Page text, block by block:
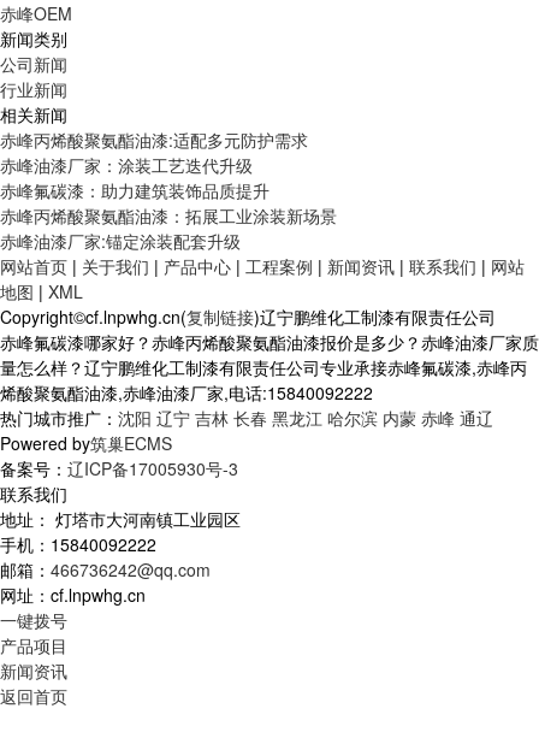
赤峰OEM
新闻类别
公司新闻
行业新闻
相关新闻
赤峰丙烯酸聚氨酯油漆:适配多元防护需求
赤峰油漆厂家：涂装工艺迭代升级
赤峰氟碳漆：助力建筑装饰品质提升
赤峰丙烯酸聚氨酯油漆：拓展工业涂装新场景
赤峰油漆厂家:锚定涂装配套升级
网站首页 | 关于我们 | 产品中心 | 工程案例 | 新闻资讯 | 联系我们 | 网站
地图 | XML
Copyright©cf.lnpwhg.cn(复制链接)辽宁鹏维化工制漆有限责任公司
赤峰氟碳漆哪家好？赤峰丙烯酸聚氨酯油漆报价是多少？赤峰油漆厂家质
量怎么样？辽宁鹏维化工制漆有限责任公司专业承接赤峰氟碳漆,赤峰丙
烯酸聚氨酯油漆,赤峰油漆厂家,电话:15840092222
热门城市推广： 沈阳 辽宁 吉林 长春 黑龙江 哈尔滨 内蒙 赤峰 通辽
Powered by筑巢ECMS
备案号： 辽ICP备17005930号-3
联系我们
地址： 灯塔市大河南镇工业园区
手机：15840092222
邮箱： 466736242@qq.com
网址：cf.lnpwhg.cn
一键拨号
产品项目
新闻资讯
返回首页